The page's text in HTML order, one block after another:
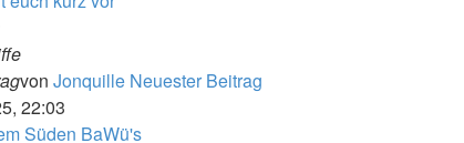
von Jonquille Neuester Beitrag
22:03
Süden BaWü's